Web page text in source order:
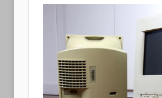
Apple